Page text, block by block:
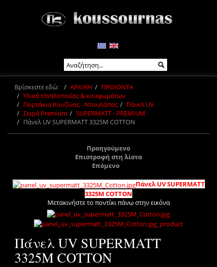
Βρίσκεστε εδώ: ΑΡΧΙΚΗ
ΠΡΟΙΟΝΤΑ
Υλικά επιπλοποιίας & κουφωμάτων
Πορτάκια Κουζίνας - Ντουλάπας
Πάνελ UV
Σειρά Premium
SUPERMATT - PREMIUM
Πάνελ UV SUPERMATT 3325M COTTON
Προηγούμενο
Επιστροφή στη λίστα
Επόμενο
Πάνελ UV SUPERMATT
3325M COTTON
Μετακινήστε το ποντίκι πάνω στην εικόνα
Πάνελ UV SUPERMATT
3325M COTTON